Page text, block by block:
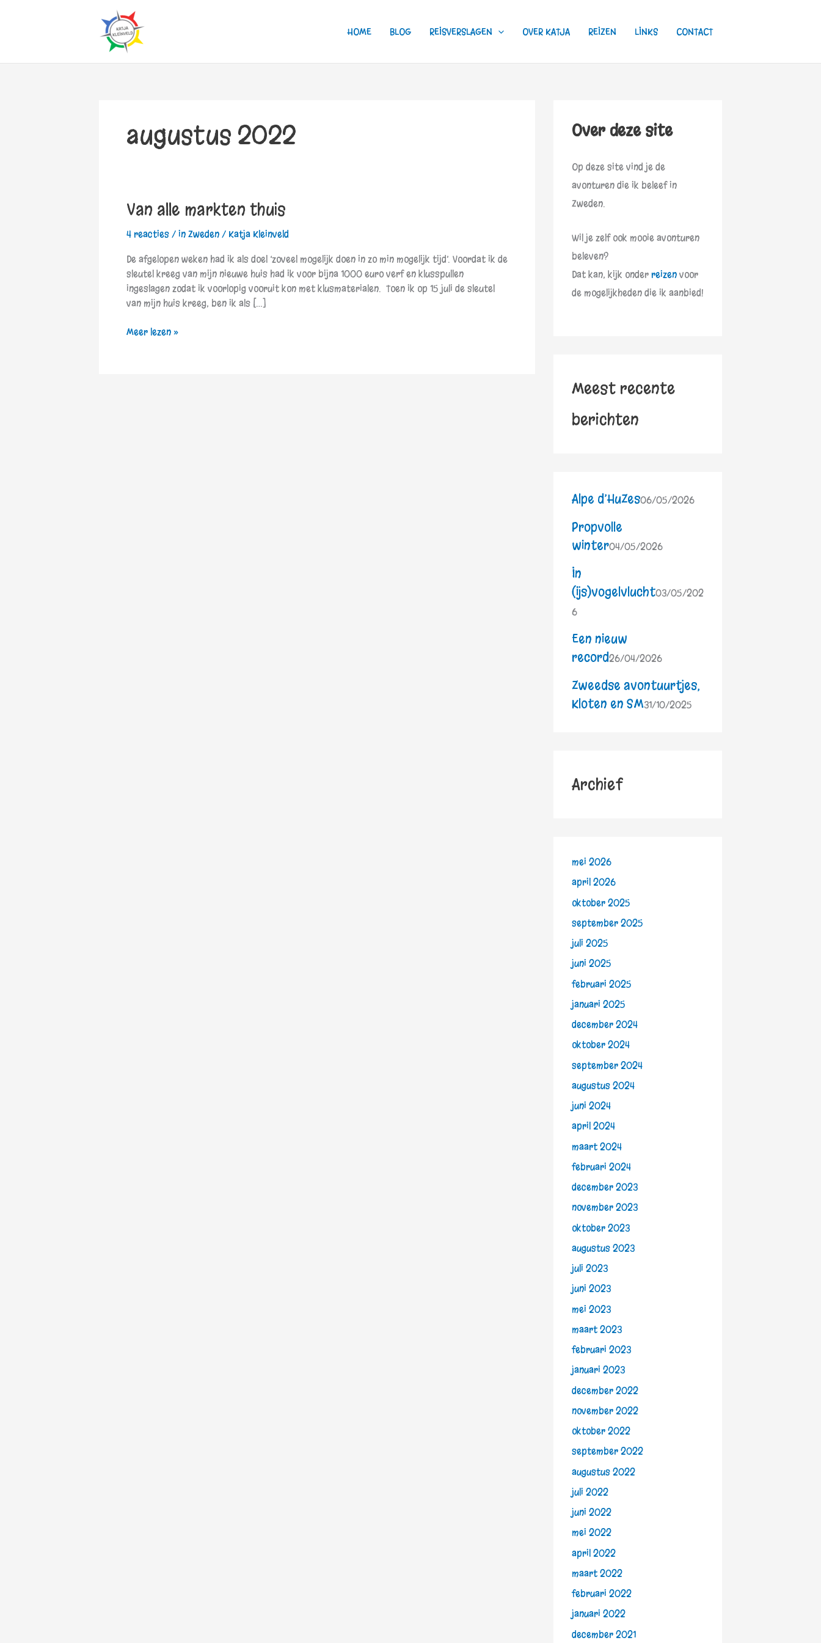
HOME BLOG REISVERSLAGEN OVER KATJA REIZEN LINKS CONTACT
augustus 2022
Van alle markten thuis
4 reacties / in Zweden / Katja Kleinveld
De afgelopen weken had ik als doel ‘zoveel mogelijk doen in zo min mogelijk tijd’. Voordat ik de
sleutel kreeg van mijn nieuwe huis had ik voor bijna 1000 euro verf en klusspullen
ingeslagen zodat ik voorlopig vooruit kon met klusmaterialen. Toen ik op 15 juli de sleutel
van mijn huis kreeg, ben ik als […]
Van
markten
Meer lezen »
Over deze site
Op deze site vind je de
avonturen die ik beleef in
Zweden.
Wil je zelf ook mooie avonturen
beleven?
Dat kan, kijk onder reizen voor
de mogelijkheden die ik aanbied!
Meest recente
berichten
Alpe d’HuZes06/05/2026
Propvolle
winter04/05/2026
In
(ijs)vogelvlucht03/05/202
6
Een nieuw
record26/04/2026
Zweedse avontuurtjes,
Kloten en SM31/10/2025
Archief
mei 2026
april 2026
oktober 2025
september 2025
juli 2025
juni 2025
februari 2025
januari 2025
december 2024
oktober 2024
september 2024
augustus 2024
juni 2024
april 2024
maart 2024
februari 2024
december 2023
november 2023
oktober 2023
augustus 2023
juli 2023
juni 2023
mei 2023
maart 2023
februari 2023
januari 2023
december 2022
november 2022
oktober 2022
september 2022
augustus 2022
juli 2022
juni 2022
mei 2022
april 2022
maart 2022
februari 2022
januari 2022
december 2021